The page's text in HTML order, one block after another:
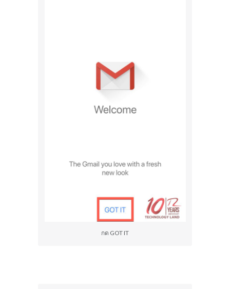
กด GOT IT